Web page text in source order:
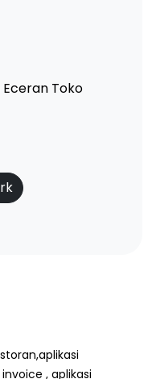
Toko
, aplikasi